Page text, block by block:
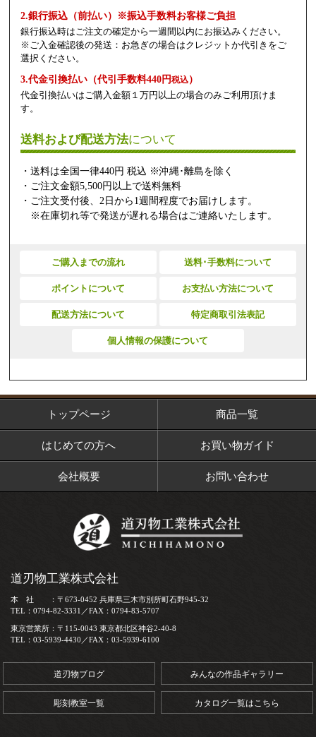
2.銀行振込（前払い）※振込手数料お客様ご負担
銀行振込時はご注文の確定から一週間以内にお振込みください。
※ご入金確認後の発送：お急ぎの場合はクレジットか代引きをご
選択ください。
3.代金引換払い（代引手数料440円税込）
代金引換払いはご購入金額１万円以上の場合のみご利用頂けま
す。
送料および配送方法について
・送料は全国一律440円 税込 ※沖縄･離島を除く
・ご注文金額5,500円以上で送料無料
・ご注文受付後、2日から1週間程度でお届けします。
※在庫切れ等で発送が遅れる場合はご連絡いたします。
ご購入までの流れ 送料･手数料について
ポイントについて お支払い方法について
配送方法について 特定商取引法表記
個人情報の保護について
トップページ 商品一覧
はじめての方へ お買い物ガイド
会社概要 お問い合わせ
道刃物工業株式会社
本 社 ：〒673-0452 兵庫県三木市別所町石野945-32
TEL：0794-82-3331／FAX：0794-83-5707
東京営業所：〒115-0043 東京都北区神谷2-40-8
TEL：03-5939-4430／FAX：03-5939-6100
道刃物ブログ みんなの作品ギャラリー
彫刻教室一覧 カタログ一覧はこちら